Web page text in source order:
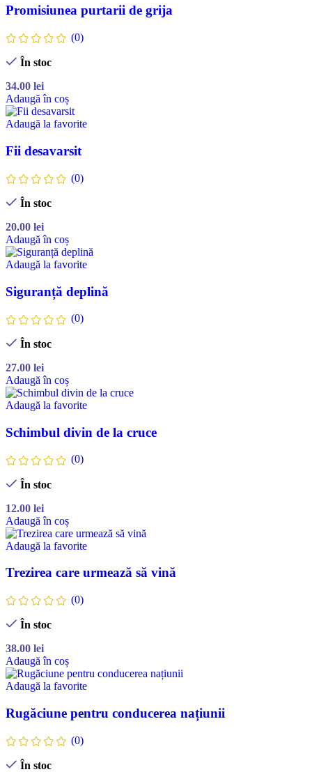
Promisiunea purtarii de grija
(0)
În stoc
34.00 lei
Adaugă în coș
Adaugă la favorite
Fii desavarsit
(0)
În stoc
20.00 lei
Adaugă în coș
Adaugă la favorite
Siguranță deplină
(0)
În stoc
27.00 lei
Adaugă în coș
Adaugă la favorite
Schimbul divin de la cruce
(0)
În stoc
12.00 lei
Adaugă în coș
Adaugă la favorite
Trezirea care urmează să vină
(0)
În stoc
38.00 lei
Adaugă în coș
Adaugă la favorite
Rugăciune pentru conducerea națiunii
(0)
În stoc